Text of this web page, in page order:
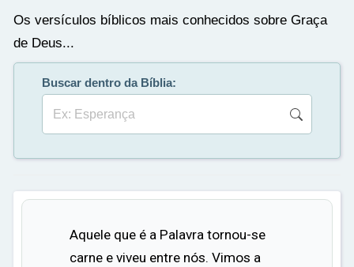
Os versículos bíblicos mais conhecidos sobre Graça
de Deus...
Buscar dentro da Bíblia:
Aquele que é a Palavra tornou-se
carne e viveu entre nós. Vimos a